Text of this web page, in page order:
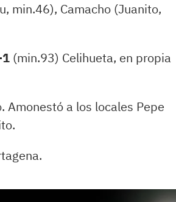
min.46), Camacho (Juanito,
(min.93) Celihueta, en propia
Amonestó a los locales Pepe